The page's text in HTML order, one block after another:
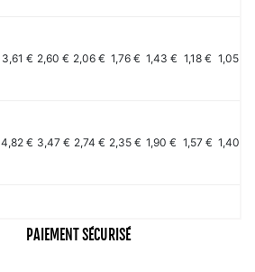
3,61 € 2,60 € 2,06 € 1,76 € 1,43 € 1,18 € 1,05 €
4,82 € 3,47 € 2,74 € 2,35 € 1,90 € 1,57 € 1,40 €
PAIEMENT SÉCURISÉ